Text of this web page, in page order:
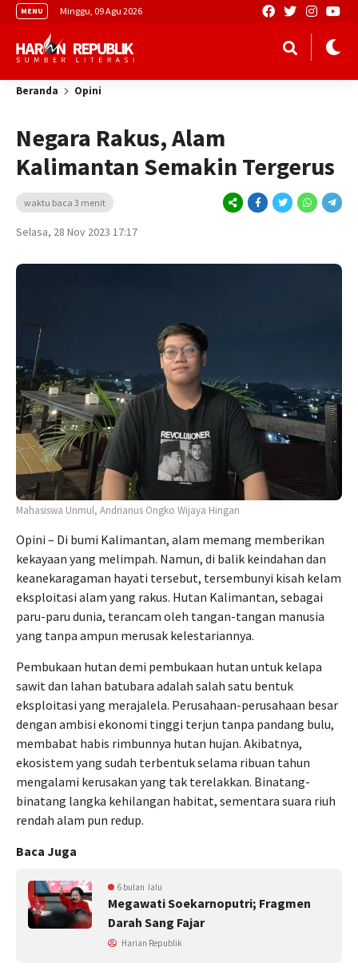
MENU Minggu, 09 Agu 2026
Beranda Opini
Negara Rakus, Alam
Kalimantan Semakin Tergerus
waktu baca 3 menit
Selasa, 28 Nov 2023 17:17
Mahasiswa Unmul, Andrianus Ongko Wijaya Hingan
Opini – Di bumi Kalimantan, alam memang memberikan
kekayaan yang melimpah. Namun, di balik keindahan dan
keanekaragaman hayati tersebut, tersembunyi kisah kelam
eksploitasi alam yang rakus. Hutan Kalimantan, sebagai
paru-paru dunia, terancam oleh tangan-tangan manusia
yang tanpa ampun merusak kelestariannya.
Pembukaan hutan demi pembukaan hutan untuk kelapa
sawit dan lahan batubara adalah salah satu bentuk
eksploitasi yang merajalela. Perusahaan-perusahaan besar
dengan ambisi ekonomi tinggi terjun tanpa pandang bulu,
membabat habis rimbunnya hutan hujan. Akibatnya,
ekosistem yang sudah terbentuk selama ribuan tahun
mengalami kerusakan yang tak terelakkan. Binatang-
binatang langka kehilangan habitat, sementara suara riuh
rendah alam pun redup.
Baca Juga
6 bulan lalu
Megawati Soekarnoputri; Fragmen
Darah Sang Fajar
Harian Republik